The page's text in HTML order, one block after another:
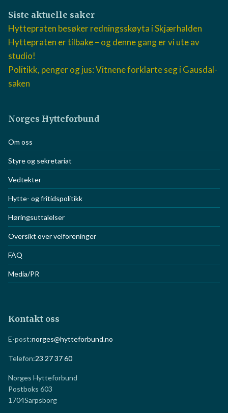
Hytteeieren
Siste aktuelle saker
Hyttepraten besøker redningsskøyta i Skjærhalden
Hyttepraten er tilbake – og denne gang er vi ute av
Gausdal-saken
Norges Hytteforbund
Om oss
Styre og sekretariat
Vedtekter
Hytte- og fritidspolitikk
Høringsuttalelser
Oversikt over velforeninger
Kontakt oss
E-post: norges@hytteforbund.no
Telefon: 23 27 37 60